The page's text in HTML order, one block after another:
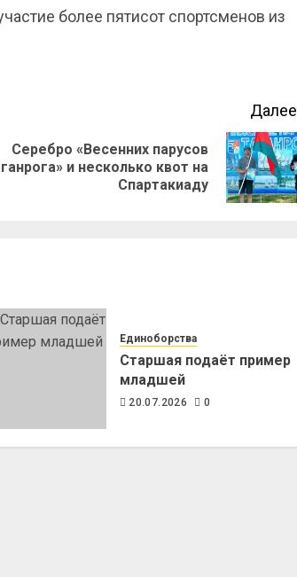
более пятисот спортсменов из
Далее
Серебро «Весенних парусов
и несколько квот на
Спартакиаду
Единоборства
Старшая подаёт пример
младшей
20.07.2026 0